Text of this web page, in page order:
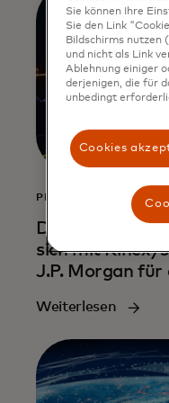
PRESSEMITTEILUNG
Das MTN von
sich mit
J.P. Morgan für
Weiterlesen
Sie können Ihre
Sie den Link
Bildschirms nutzen
und nicht als Link
Ablehnung einiger
derjenigen, die für
unbedingt
Cookies